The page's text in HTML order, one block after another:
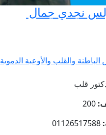
نجدي جمال
والقلب والأوعية الدموية
قلب
200
01126517588